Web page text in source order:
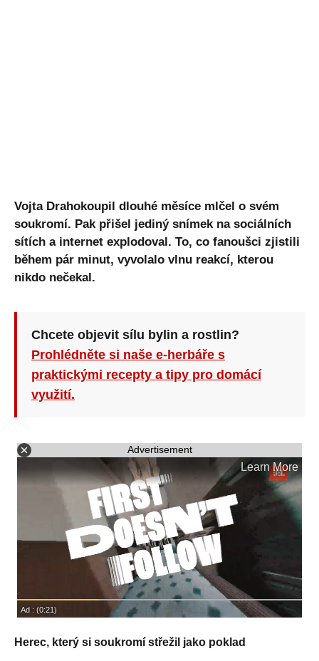
Vojta Drahokoupil dlouhé měsíce mlčel o svém
soukromí. Pak přišel jediný snímek na sociálních
sítích a internet explodoval. To, co fanoušci zjistili
během pár minut, vyvolalo vlnu reakcí, kterou
nikdo nečekal.
Chcete objevit sílu bylin a rostlin?
Prohlédněte si naše e-herbáře s
praktickými recepty a tipy pro domácí
využití.
Advertisement
Herec, který si soukromí střežil jako poklad